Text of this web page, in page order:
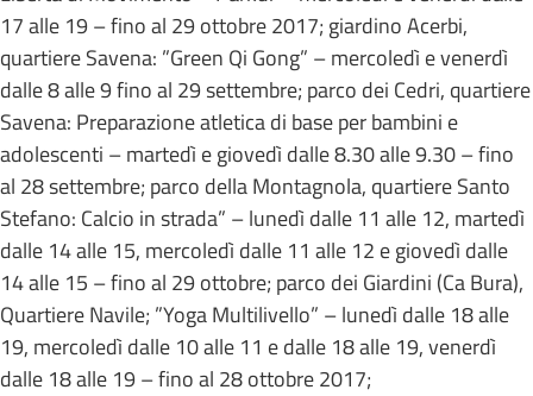
17 alle 19 – fino al 29 ottobre 2017; giardino Acerbi,
quartiere Savena: ”Green Qi Gong” – mercoledì e venerdì
dalle 8 alle 9 fino al 29 settembre; parco dei Cedri, quartiere
Savena: Preparazione atletica di base per bambini e
adolescenti – martedì e giovedì dalle 8.30 alle 9.30 – fino
al 28 settembre; parco della Montagnola, quartiere Santo
Stefano: Calcio in strada” – lunedì dalle 11 alle 12, martedì
dalle 14 alle 15, mercoledì dalle 11 alle 12 e giovedì dalle
14 alle 15 – fino al 29 ottobre; parco dei Giardini (Ca Bura),
Quartiere Navile; ”Yoga Multilivello” – lunedì dalle 18 alle
19, mercoledì dalle 10 alle 11 e dalle 18 alle 19, venerdì
dalle 18 alle 19 – fino al 28 ottobre 2017;